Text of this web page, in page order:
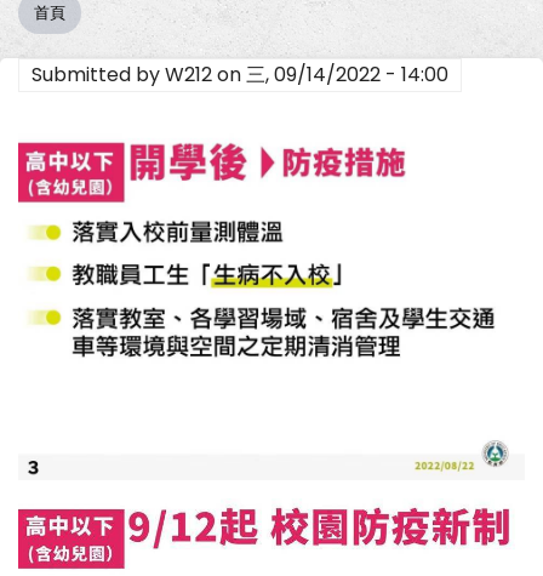
導
航
連
首頁
Submitted byW212on三, 09/14/2022 - 14:00